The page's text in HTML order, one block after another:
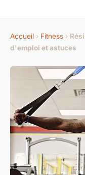
Accueil › Fitness ›
d'emploi et astuces